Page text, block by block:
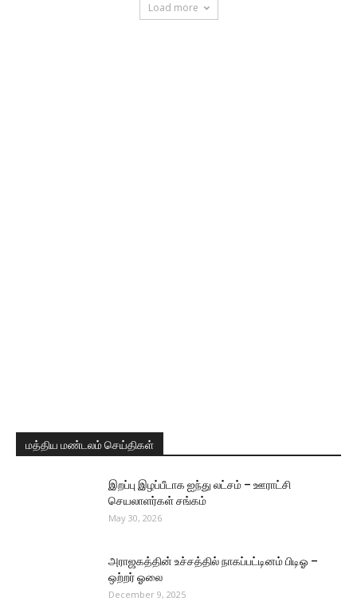
Load more
மத்திய மண்டலம் செய்திகள்
இறப்பு இழப்பீடாக ஐந்து லட்சம் – ஊராட்சி
செயலாளர்கள் சங்கம்
May 30, 2026
அராஜகத்தின் உச்சத்தில் நாகப்பட்டினம் பிடிஓ –
ஒற்றர் ஓலை
December 9, 2025